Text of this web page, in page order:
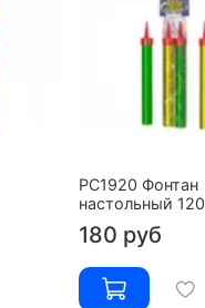
РС1920 Фонтан
настольный 120
180 руб